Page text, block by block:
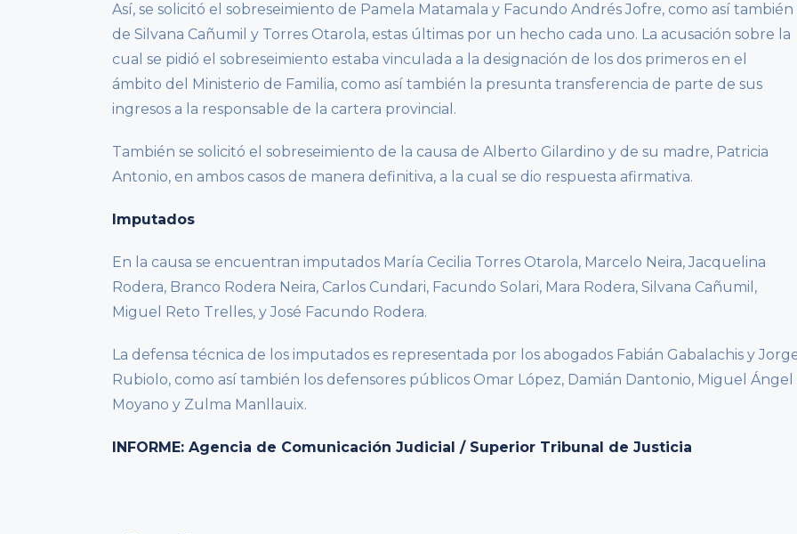
Así, se solicitó el sobreseimiento de Pamela Matamala y Facundo Andrés Jofre, como así también
de Silvana Cañumil y Torres Otarola, estas últimas por un hecho cada uno. La acusación sobre la
cual se pidió el sobreseimiento estaba vinculada a la designación de los dos primeros en el
ámbito del Ministerio de Familia, como así también la presunta transferencia de parte de sus
ingresos a la responsable de la cartera provincial.
También se solicitó el sobreseimiento de la causa de Alberto Gilardino y de su madre, Patricia
Antonio, en ambos casos de manera definitiva, a la cual se dio respuesta afirmativa.
Imputados
En la causa se encuentran imputados María Cecilia Torres Otarola, Marcelo Neira, Jacquelina
Rodera, Branco Rodera Neira, Carlos Cundari, Facundo Solari, Mara Rodera, Silvana Cañumil,
Miguel Reto Trelles, y José Facundo Rodera.
La defensa técnica de los imputados es representada por los abogados Fabián Gabalachis y
Rubiolo, como así también los defensores públicos Omar López, Damián Dantonio, Miguel Ángel
Moyano y Zulma Manllauix.
INFORME: Agencia de Comunicación Judicial / Superior Tribunal de Justicia